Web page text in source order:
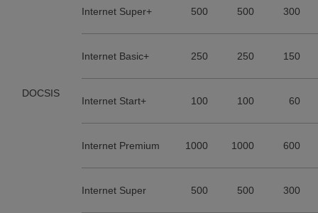
DOCSIS
Internet Super+ 500 500 300
Internet Basic+ 250 250 150
Internet Start+ 100 100 60
Internet Premium 1000 1000 600
Internet Super 500 500 300